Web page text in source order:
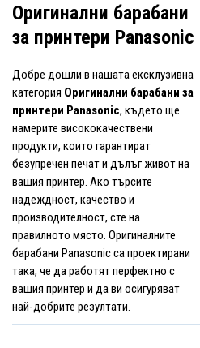
Оригинални барабани
за принтери Panasonic
Добре дошли в нашата ексклузивна
категория Оригинални барабани за
принтери Panasonic, където ще
намерите висококачествени
продукти, които гарантират
безупречен печат и дълъг живот на
вашия принтер. Ако търсите
надеждност, качество и
производителност, сте на
правилното място. Оригиналните
барабани Panasonic са проектирани
така, че да работят перфектно с
вашия принтер и да ви осигуряват
най-добрите резултати.